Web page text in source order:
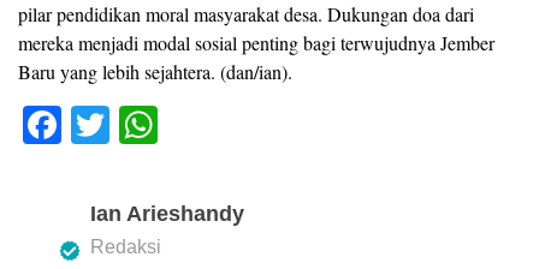
pilar pendidikan moral masyarakat desa. Dukungan doa dari
mereka menjadi modal sosial penting bagi terwujudnya Jember
Baru yang lebih sejahtera. (dan/ian).
F
e
T
tt
er
at
s
Ian Arieshandy
Redaksi